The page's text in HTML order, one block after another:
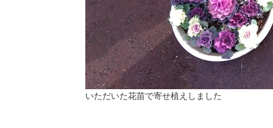
いただいた花苗で寄せ植えしました